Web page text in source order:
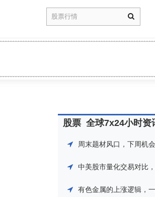
股票 全球7x24小时资
周末题材风口，下周机
中美股市量化交易对比，A股
有色金属的上涨逻辑，